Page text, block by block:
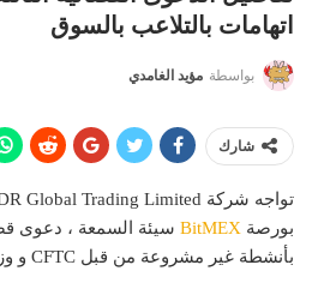
اتهامات بالتلاعب بالسوق
بواسطة مؤيد الغامدي
شارك
بورصة BitMEX سيئة السمعة ، دعوى
بأنشطة غير مشروعة من قبل CFTC و